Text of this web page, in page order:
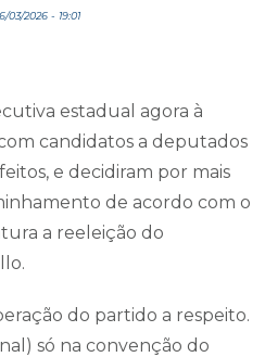
2026 - 19:01
estadual agora à
candidatos a deputados
e decidiram por mais
de acordo com o
a reeleição do
do partido a respeito.
só na convenção do